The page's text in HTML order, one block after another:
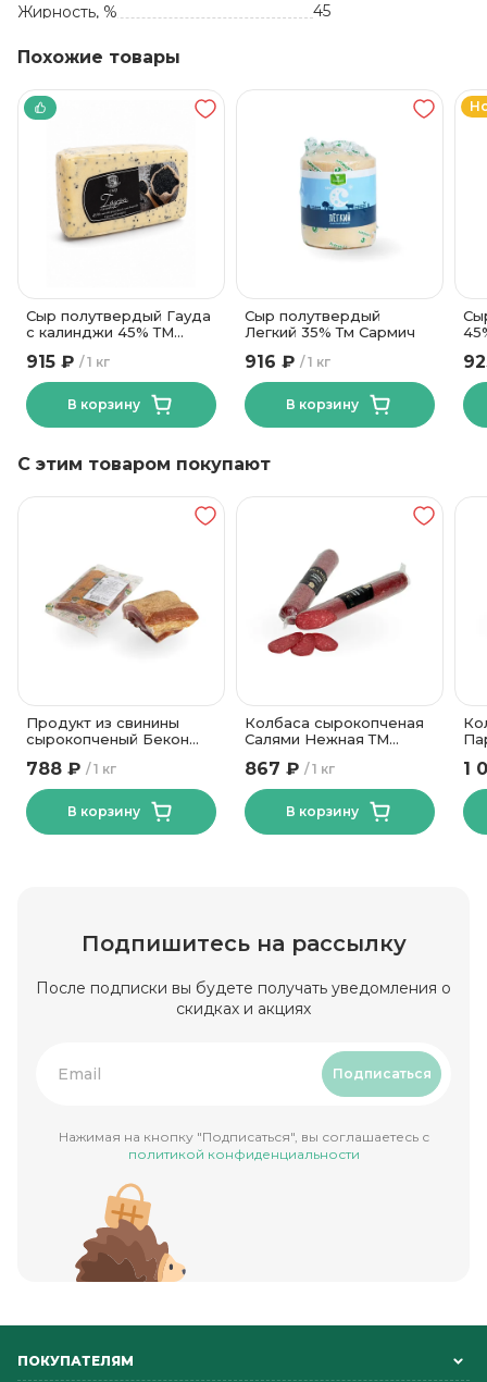
Жирность, %
45
Похожие товары
Сыр полутвердый Гауда
с калинджи 45% ТМ
1 кг
915 ₽
В корзину
Сыр полутвердый
Легкий 35% Тм Сармич
1 кг
916 ₽
В корзину
С этим товаром покупают
Продукт из свинины
сырокопченый Бекон
Калинковичи МК
1 кг
788 ₽
В корзину
Колбаса сырокопченая
Салями Нежная ТМ
1 кг
867 ₽
В корзину
1
Подпишитесь на рассылку
После подписки вы будете получать уведомления о
скидках и акциях
Подписаться
Нажимая на кнопку "Подписаться", вы соглашаетесь с
политикой конфиденциальности
ПОКУПАТЕЛЯМ